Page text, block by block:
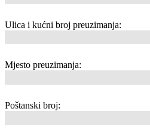
Ulica i kućni broj preuzimanja:
Mjesto preuzimanja:
Poštanski broj: